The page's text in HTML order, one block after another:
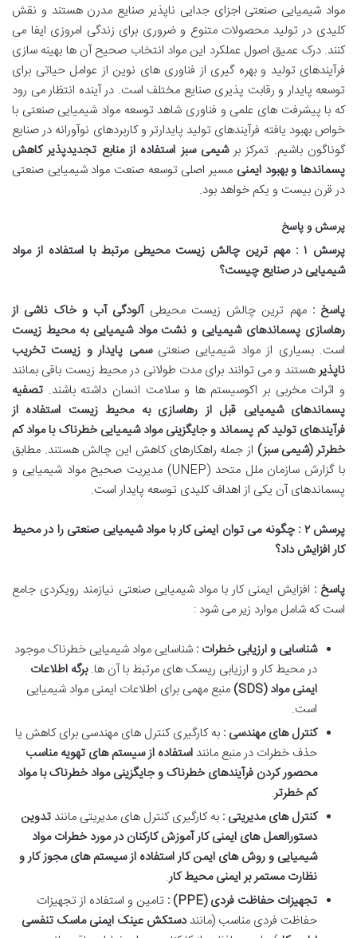
مواد شیمیایی صنعتی اجزای جدایی ناپذیر صنایع مدرن هستند و نقش
کلیدی در تولید محصولات متنوع و ضروری برای زندگی امروزی ایفا می
کنند. درک عمیق اصول عملکرد این مواد انتخاب صحیح آن ها بهینه سازی
فرآیندهای تولید و بهره گیری از فناوری های نوین از عوامل حیاتی برای
توسعه پایدار و رقابت پذیری صنایع مختلف است. در آینده انتظار می رود
که با پیشرفت های علمی و فناوری شاهد توسعه مواد شیمیایی صنعتی با
خواص بهبود یافته فرآیندهای تولید پایدارتر و کاربردهای نوآورانه در صنایع
گوناگون باشیم. تمرکز برشیمی سبز استفاده از منابع تجدیدپذیر کاهش
پسماندها و بهبود ایمنی مسیر اصلی توسعه صنعت مواد شیمیایی صنعتی
در قرن بیست و یکم خواهد بود.
پرسش و پاسخ
پرسش ۱ : مهم ترین چالش زیست محیطی مرتبط با استفاده از مواد
شیمیایی در صنایع چیست؟
پاسخ :مهم ترین چالش زیست محیطیآلودگی آب و خاک ناشی از
رهاسازی پسماندهای شیمیایی و نشت مواد شیمیایی به محیط زیست
است. بسیاری از مواد شیمیایی صنعتیسمی پایدار و زیست تخریب
ناپذیرهستند و می توانند برای مدت طولانی در محیط زیست باقی بمانند
و اثرات مخربی بر اکوسیستم ها و سلامت انسان داشته باشند. تصفیه
پسماندهای شیمیایی قبل از رهاسازی به محیط زیست استفاده از
فرآیندهای تولید کم پسماند و جایگزینی مواد شیمیایی خطرناک با مواد کم
خطرتر (شیمی سبز) از جمله راهکارهای کاهش این چالش هستند. مطابق
با گزارش سازمان ملل متحد (UNEP)
مدیریت صحیح مواد شیمیایی و
پسماندهای آن یکی از اهداف کلیدی توسعه پایدار است.
پرسش۲ : چگونه می توان ایمنی کار با مواد شیمیایی صنعتی را در محیط
کار افزایش داد؟
پاسخ : افزایش ایمنی کار با مواد شیمیایی صنعتی نیازمند رویکردی جامع
است که شامل موارد زیر می شود :
شناسایی و ارزیابی خطرات : شناسایی مواد شیمیایی خطرناک موجود
در محیط کار و ارزیابی ریسک های مرتبط با آن ها.برگه اطلاعات
ایمنی مواد(SDS)
منبع مهمی برای اطلاعات ایمنی مواد شیمیایی
است.
کنترل های مهندسی : به کارگیری کنترل های مهندسی برای کاهش یا
حذف خطرات در منبع ماننداستفاده از سیستم های تهویه مناسب
محصور کردن فرآیندهای خطرناک و جایگزینی مواد خطرناک با مواد
کم خطرتر.
کنترل های مدیریتی : به کارگیری کنترل های مدیریتی مانندتدوین
دستورالعمل های ایمنی کار آموزش کارکنان در مورد خطرات مواد
شیمیایی و روش های ایمن کار استفاده از سیستم های مجوز کار و
نظارت مستمر بر ایمنی محیط کار.
تجهیزات حفاظت فردی(PPE)
: تامین و استفاده از تجهیزات
حفاظت فردی مناسب (ماننددستکش عینک ایمنی ماسک تنفسی